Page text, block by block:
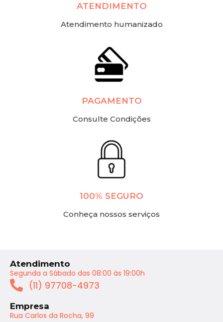
ATENDIMENTO
Atendimento humanizado
PAGAMENTO
Consulte Condições
100% SEGURO
Conheça nossos serviços
Atendimento
Segunda a Sábado das 08:00 às 19:00h
(11) 97708-4973
Empresa
Rua Carlos da Rocha, 99